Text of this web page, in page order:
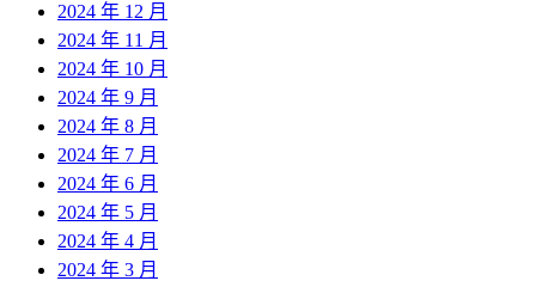
2024 年 12 月
2024 年 11 月
2024 年 10 月
2024 年 9 月
2024 年 8 月
2024 年 7 月
2024 年 6 月
2024 年 5 月
2024 年 4 月
2024 年 3 月